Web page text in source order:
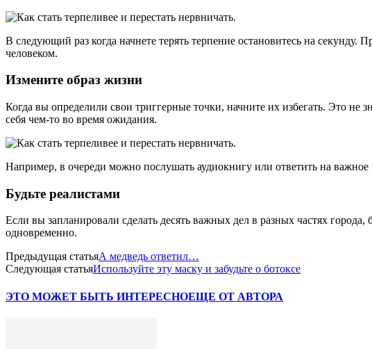
В следующий раз когда начнете терять терпение остановитесь на
человеком.
Измените образ жизни
Когда вы определили свои триггерные точки, начните их избегать. Это
себя чем-то во время ожидания.
Например, в очереди можно послушать аудиокнигу или ответить на важное
Будьте реалистами
Если вы запланировали сделать десять важных дел в разных частях
одновременно.
Предыдущая статьяА медведь ответил…
Следующая статьяИспользуйте эту маску и забудьте о ботоксе
ЭТО МОЖЕТ БЫТЬ ИНТЕРЕСНОЕЩЕ ОТ АВТОРА